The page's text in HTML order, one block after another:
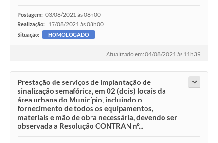
Postagem: 03/08/2021 às 08h00
Realização: 17/08/2021 às 08h00
Situação: HOMOLOGADO
Atualizado em: 04/08/2021 às 11h39
Prestação de serviços de implantação de
sinalização semafórica, em 02 (dois) locais da
área urbana do Município, incluindo o
fornecimento de todos os equipamentos,
materiais e mão de obra necessária, devendo ser
observada a Resolução CONTRAN nº...